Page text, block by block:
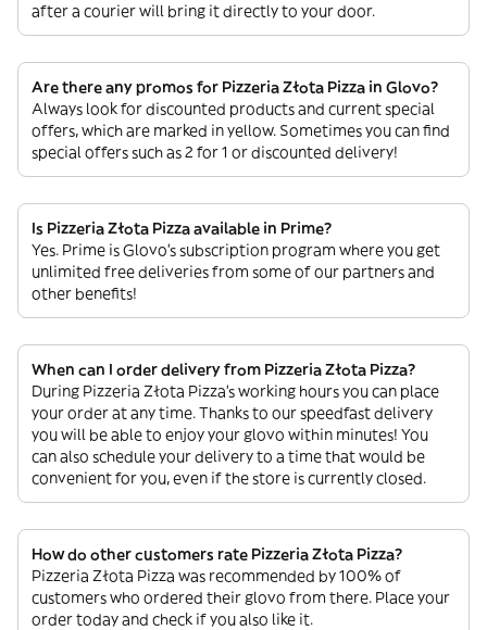
after a courier will bring it directly to your door.
Are there any promos for Pizzeria Złota Pizza in Glovo?
Always look for discounted products and current special
offers, which are marked in yellow. Sometimes you can find
special offers such as 2 for 1 or discounted delivery!
Is Pizzeria Złota Pizza available in Prime?
Yes. Prime is Glovo’s subscription program where you get
unlimited free deliveries from some of our partners and
other benefits!
When can I order delivery from Pizzeria Złota Pizza?
During Pizzeria Złota Pizza’s working hours you can place
your order at any time. Thanks to our speedfast delivery
you will be able to enjoy your glovo within minutes! You
can also schedule your delivery to a time that would be
convenient for you, even if the store is currently closed.
How do other customers rate Pizzeria Złota Pizza?
Pizzeria Złota Pizza was recommended by 100% of
customers who ordered their glovo from there. Place your
order today and check if you also like it.